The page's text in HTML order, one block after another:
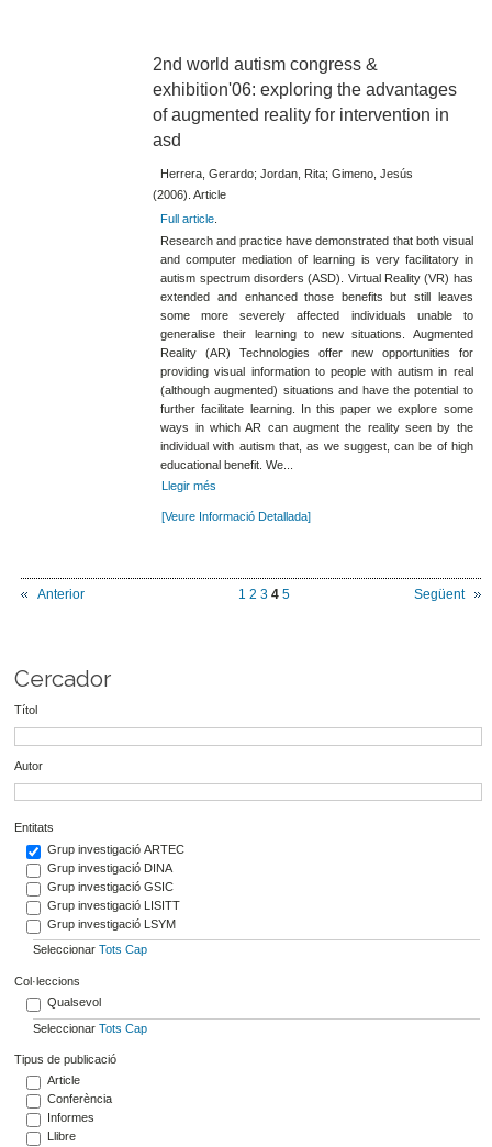
2nd world autism congress &
exhibition'06: exploring the advantages
of augmented reality for intervention in
asd
Herrera, Gerardo; Jordan, Rita; Gimeno, Jesús
(2006). Article
Full article
Research and practice have demonstrated that both visual
and computer mediation of learning is very facilitatory in
autism spectrum disorders (ASD). Virtual Reality (VR) has
extended and enhanced those benefits but still leaves
some more severely affected individuals unable to
generalise their learning to new situations. Augmented
Reality (AR) Technologies offer new opportunities for
providing visual information to people with autism in real
(although augmented) situations and have the potential to
further facilitate learning. In this paper we explore some
ways in which AR can augment the reality seen by the
individual with autism that, as we suggest, can be of high
educational benefit. We...
Llegir més
[Veure Informació Detallada]
Anterior Següent
1 2 3 4 5
Cercador
Títol
Autor
Entitats
Grup investigació ARTEC
Grup investigació DINA
Grup investigació GSIC
Grup investigació LISITT
Grup investigació LSYM
Seleccionar Tots Cap
Col·leccions
Qualsevol
Seleccionar Tots Cap
Tipus de publicació
Article
Conferència
Informes
Llibre